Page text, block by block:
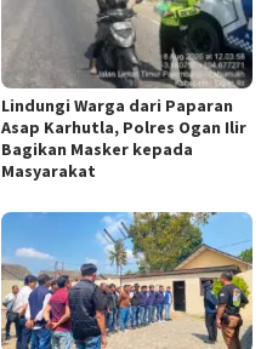
Lindungi Warga dari Paparan
Asap Karhutla, Polres Ogan Ilir
Bagikan Masker kepada
Masyarakat